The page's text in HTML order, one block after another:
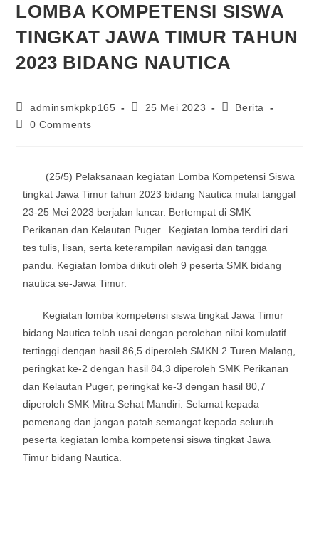
LOMBA KOMPETENSI SISWA
TINGKAT JAWA TIMUR TAHUN
2023 BIDANG NAUTICA
adminsmkpkp165 25 Mei 2023
Berita
0 Comments
(25/5) Pelaksanaan kegiatan Lomba Kompetensi Siswa
tingkat Jawa Timur tahun 2023 bidang Nautica mulai tanggal
23-25 Mei 2023 berjalan lancar. Bertempat di SMK
Perikanan dan Kelautan Puger. Kegiatan lomba terdiri dari
tes tulis, lisan, serta keterampilan navigasi dan tangga
pandu. Kegiatan lomba diikuti oleh 9 peserta SMK bidang
nautica se-Jawa Timur.
Kegiatan lomba kompetensi siswa tingkat Jawa Timur
bidang Nautica telah usai dengan perolehan nilai komulatif
tertinggi dengan hasil 86,5 diperoleh SMKN 2 Turen Malang,
peringkat ke-2 dengan hasil 84,3 diperoleh SMK Perikanan
dan Kelautan Puger, peringkat ke-3 dengan hasil 80,7
diperoleh SMK Mitra Sehat Mandiri. Selamat kepada
pemenang dan jangan patah semangat kepada seluruh
peserta kegiatan lomba kompetensi siswa tingkat Jawa
Timur bidang Nautica.